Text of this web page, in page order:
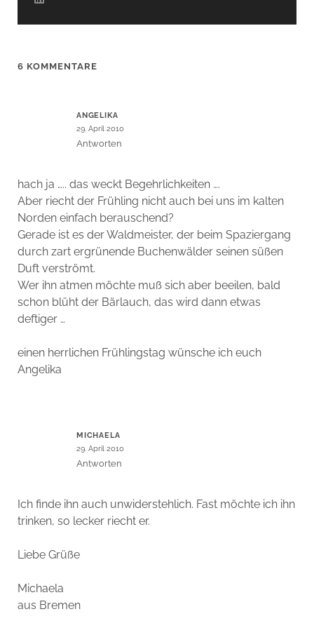
6 KOMMENTARE
ANGELIKA
29. April 2010
Antworten
hach ja ….. das weckt Begehrlichkeiten ….
Aber riecht der Frühling nicht auch bei uns im kalten
Norden einfach berauschend?
Gerade ist es der Waldmeister, der beim Spaziergang
durch zart ergrünende Buchenwälder seinen süßen
Duft verströmt.
Wer ihn atmen möchte muß sich aber beeilen, bald
schon blüht der Bärlauch, das wird dann etwas
deftiger …
einen herrlichen Frühlingstag wünsche ich euch
Angelika
MICHAELA
29. April 2010
Antworten
Ich finde ihn auch unwiderstehlich. Fast möchte ich ihn
trinken, so lecker riecht er.
Liebe Grüße
Michaela
aus Bremen